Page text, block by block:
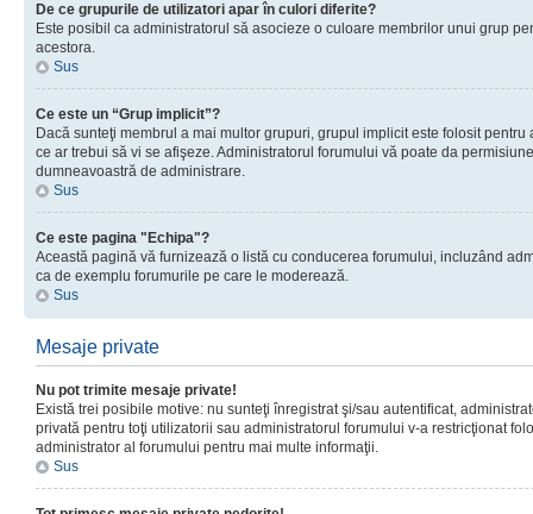
De ce grupurile de utilizatori apar în culori diferite?
Este posibil ca administratorul să asocieze o culoare membrilor unui grup
acestora.
Sus
Ce este un “Grup implicit”?
Dacă sunteţi membrul a mai multor grupuri, grupul implicit este folosit
ce ar trebui să vi se afişeze. Administratorul forumului vă poate da
dumneavoastră de administrare.
Sus
Ce este pagina "Echipa"?
Această pagină vă furnizează o listă cu conducerea forumului, incluzând
ca de exemplu forumurile pe care le moderează.
Sus
Mesaje private
Nu pot trimite mesaje private!
Există trei posibile motive: nu sunteţi înregistrat şi/sau autentificat,
privată pentru toţi utilizatorii sau administratorul forumului v-a restricţionat
administrator al forumului pentru mai multe informaţii.
Sus